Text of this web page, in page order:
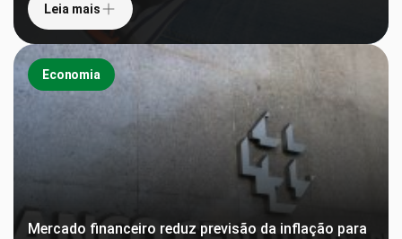
Leia mais
Economia
Mercado financeiro reduz previsão da inflação para